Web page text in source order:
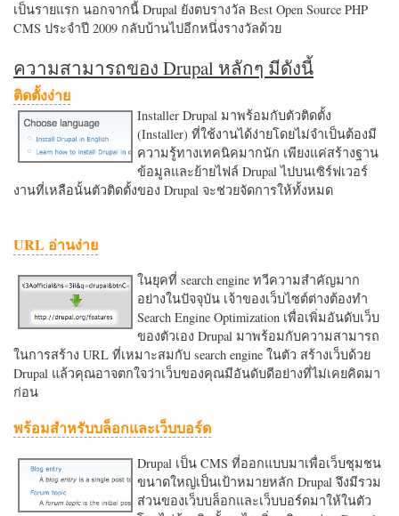
เป็นรายแรก นอกจากนี้ Drupal ยังตบรางวัล Best Open Source PHP
CMS ประจำปี 2009 กลับบ้านไปอีกหนึ่งรางวัลด้วย
ความสามารถของ Drupal หลักๆ มีดังนี้
ติดตั้งง่าย
Installer Drupal มาพร้อมกับตัวติดตั้ง
(Installer) ที่ใช้งานได้ง่ายโดยไม่จำเป็นต้องมี
ความรู้ทางเทคนิคมากนัก เพียงแค่สร้างฐาน
ข้อมูลและย้ายไฟล์ Drupal ไปบนเซิร์ฟเวอร์
งานที่เหลือนั้นตัวติดตั้งของ Drupal จะช่วยจัดการให้ทั้งหมด
URL อ่านง่าย
ในยุคที่ search engine ทวีความสำคัญมาก
อย่างในปัจจุบัน เจ้าของเว็บไซต์ต่างต้องทำ
Search Engine Optimization เพื่อเพิ่มอันดับเว็บ
ของตัวเอง Drupal มาพร้อมกับความสามารถ
ในการสร้าง URL ที่เหมาะสมกับ search engine ในตัว สร้างเว็บด้วย
Drupal แล้วคุณอาจตกใจว่าเว็บของคุณมีอันดับดีอย่างที่ไม่เคยคิดมา
ก่อน
พร้อมสำหรับบล็อกและเว็บบอร์ด
Drupal เป็น CMS ที่ออกแบบมาเพื่อเว็บชุมชน
ขนาดใหญ่เป็นเป้าหมายหลัก Drupal จึงมีรวม
ส่วนของเว็บบล็อกและเว็บบอร์ดมาให้ในตัว